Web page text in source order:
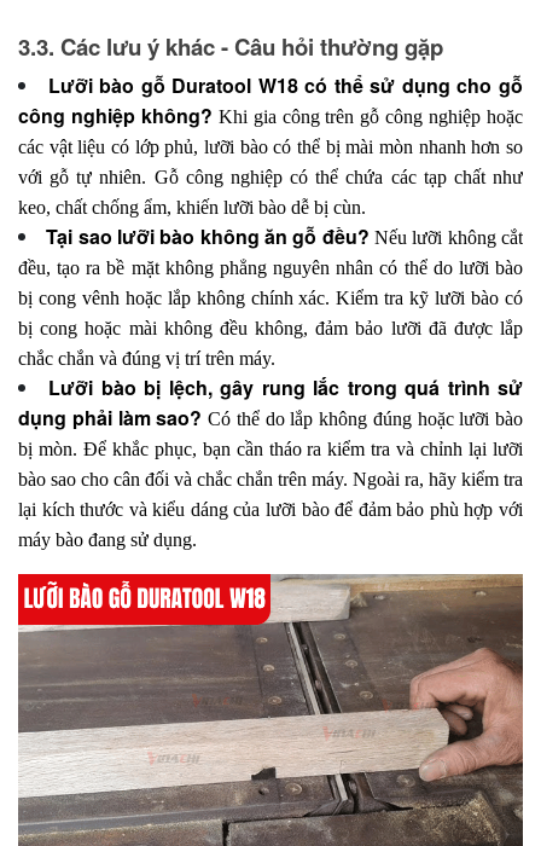
3.3. Các lưu ý khác - Câu hỏi thường gặp
Lưỡi bào gỗ Duratool W18 có thể sử dụng cho gỗ
công nghiệp không? Khi gia công trên gỗ công nghiệp hoặc
các vật liệu có lớp phủ, lưỡi bào có thể bị mài mòn nhanh hơn so
với gỗ tự nhiên. Gỗ công nghiệp có thể chứa các tạp chất như
keo, chất chống ẩm, khiến lưỡi bào dễ bị cùn.
Tại sao lưỡi bào không ăn gỗ đều?Nếu lưỡi không cắt
đều, tạo ra bề mặt không phẳng nguyên nhân có thể do lưỡi bào
bị cong vênh hoặc lắp không chính xác. Kiểm tra kỹ lưỡi bào có
bị cong hoặc mài không đều không, đảm bảo lưỡi đã được lắp
chắc chắn và đúng vị trí trên máy.
Lưỡi bào bị lệch, gây rung lắc trong quá trình sử
dụng phải làm sao? Có thể do lắp không đúng hoặc lưỡi bào
bị mòn. Để khắc phục, bạn cần tháo ra kiểm tra và chỉnh lại lưỡi
bào sao cho cân đối và chắc chắn trên máy. Ngoài ra, hãy kiểm tra
lại kích thước và kiểu dáng của lưỡi bào để đảm bảo phù hợp với
máy bào đang sử dụng.